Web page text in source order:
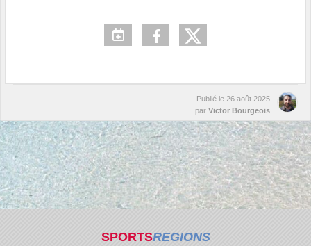
Publié le 26 août 2025
par Victor Bourgeois
SPORTSREGIONS